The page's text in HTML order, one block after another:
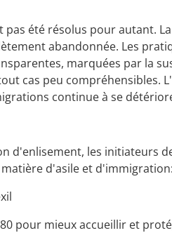
été résolus pour autant.
abandonnée. Les
marquées par la
cas peu compréhensibles.
continue à se
d'enlisement, les initiateurs
d'asile et d'immigration:
pour mieux accueillir et